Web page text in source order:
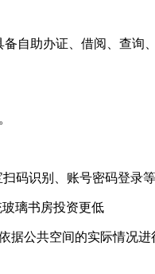
自助办证、借阅、查询
码识别、账号密码登录等
璃书房投资更低
公共空间的实际情况